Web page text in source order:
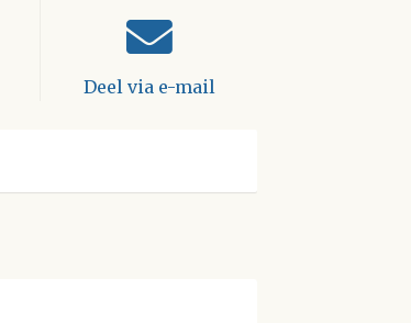
Deel via e-mail